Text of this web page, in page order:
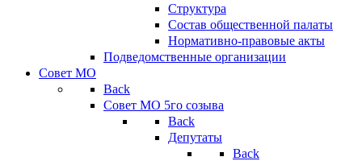
Структура
Состав общественной палаты
Нормативно-правовые акты
Подведомственные организации
Совет МО
Back
Совет МО 5го созыва
Back
Депутаты
Back